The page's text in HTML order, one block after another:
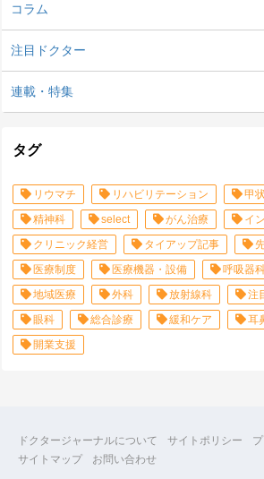
コラム
注目ドクター
連載・特集
タグ
リウマチ リハビリテーション 甲
精神科
select がん治療
イ
クリニック経営
タイアップ記事
医療制度
医療機器・設備 呼吸器
地域医療
外科 放射線科 注
眼科
総合診療 緩和ケア 耳
開業支援
ドクタージャーナルについて サイトポリシー
サイトマップ
お問い合わせ